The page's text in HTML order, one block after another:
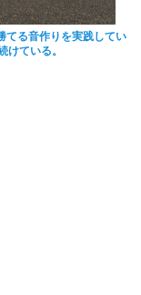
てる音作りを実践してい
けている。